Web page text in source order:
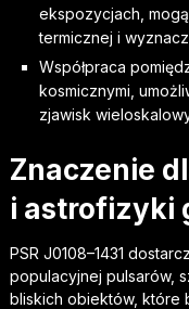
ekspozycjach,
termicznej i
Współpraca
kosmicznymi,
zjawisk
Znaczenie
i astrofizyki
PSR J0108–1431
populacyjnej pulsarów,
bliskich obiektów, które